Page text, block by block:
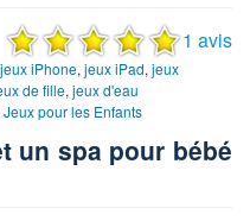
1 avis
jeux iPhone, jeux iPad, jeux
de fille, jeux d'eau
Jeux pour les Enfants
un spa pour bébé